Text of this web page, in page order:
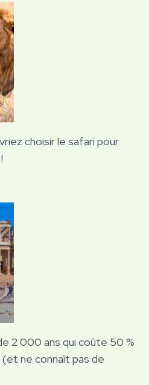
choisir le safari pour
2 000 ans qui coûte 50 %
ne connaît pas de